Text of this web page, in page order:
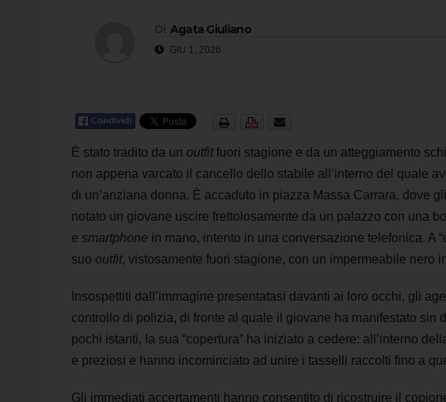
Agata Giuliano
GIU 1, 2026
È stato tradito da un outfitfuori stagione e da un atteggiamento
non appena varcato il cancello dello stabile all’interno del quale
di un’anziana donna. È accaduto in piazza Massa Carrara, dove
notato un giovane uscire frettolosamente da un palazzo con una
e smartphone in mano, intento in una conversazione telefonica. A
suo outfit, vistosamente fuori stagione, con un impermeabile nero
Insospettiti dall’immagine presentatasi davanti ai loro occhi, gli
controllo di polizia, di fronte al quale il giovane ha manifestato sin
pochi istanti, la sua “copertura” ha iniziato a cedere: all’interno
e preziosi e hanno incominciato ad unire i tasselli raccolti fino a
Gli immediati accertamenti hanno consentito di ricostruire il